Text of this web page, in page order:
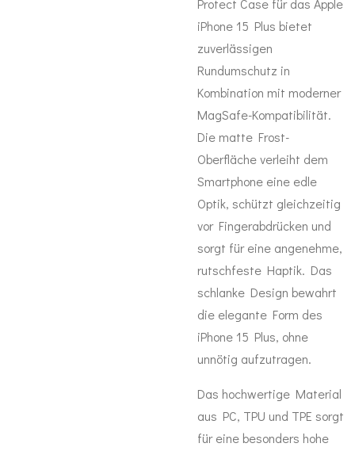
Protect Case für das Apple
iPhone 15 Plus bietet
zuverlässigen
Rundumschutz in
Kombination mit moderner
MagSafe-Kompatibilität.
Die matte Frost-
Oberfläche verleiht dem
Smartphone eine edle
Optik, schützt gleichzeitig
vor Fingerabdrücken und
sorgt für eine angenehme,
rutschfeste Haptik. Das
schlanke Design bewahrt
die elegante Form des
iPhone 15 Plus, ohne
unnötig aufzutragen.
Das hochwertige Material
aus PC, TPU und TPE sorgt
für eine besonders hohe